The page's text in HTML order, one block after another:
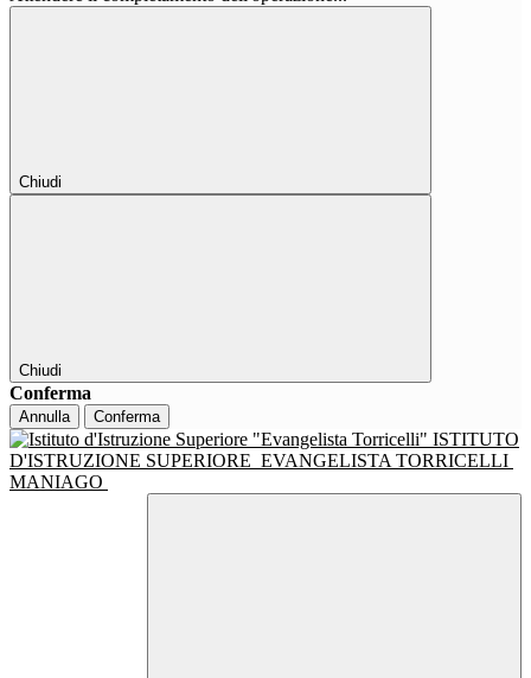
Chiudi
Chiudi
Conferma
Annulla Conferma
ISTITUTO
D'ISTRUZIONE SUPERIORE EVANGELISTA TORRICELLI
MANIAGO